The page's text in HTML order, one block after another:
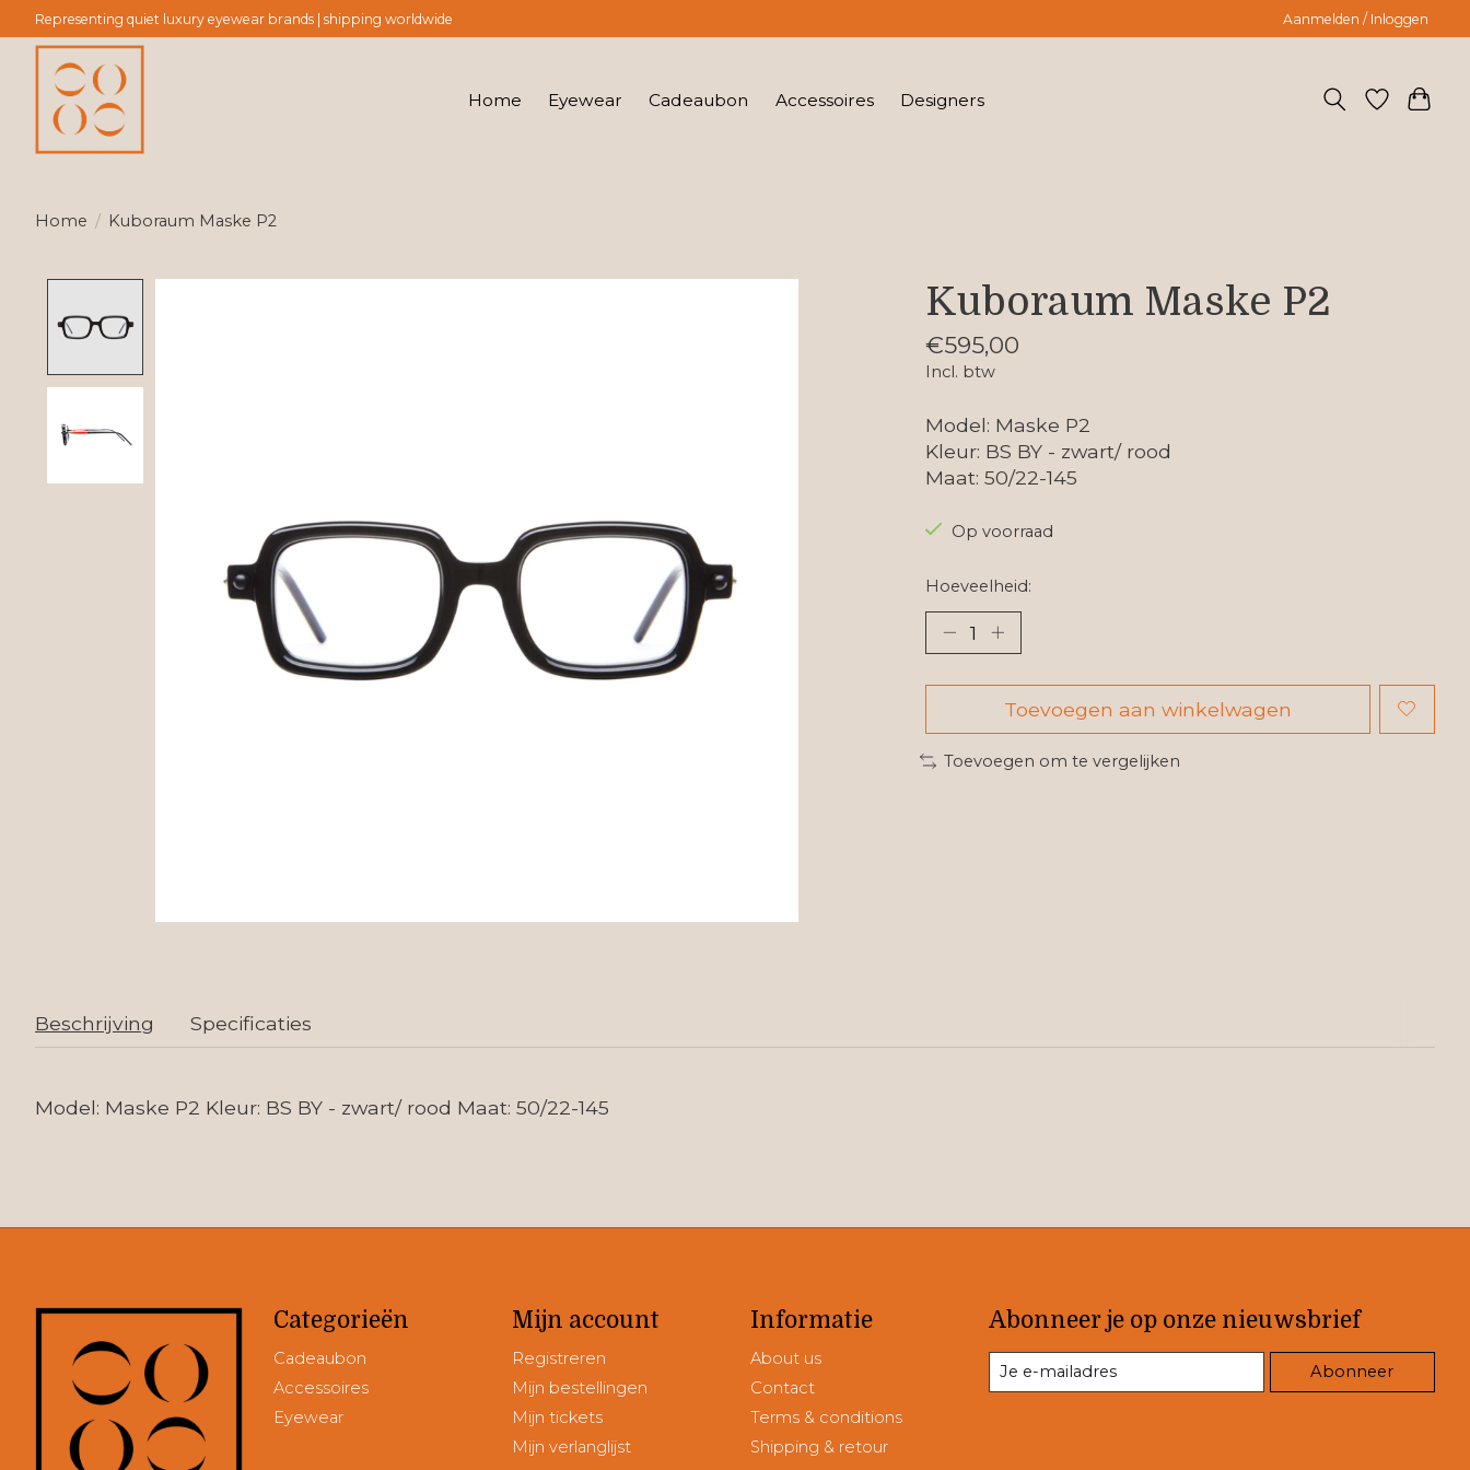
Representing quiet luxury eyewear brands | shipping worldwide Aanmelden / Inloggen
Home Eyewear Cadeaubon Accessoires Designers
Home / Kuboraum Maske P2
Kuboraum Maske P2
€595,00
Incl. btw
Model: Maske P2
Kleur: BS BY - zwart/ rood
Maat: 50/22-145
Op voorraad
Hoeveelheid:
Toevoegen aan winkelwagen
Toevoegen om te vergelijken
Beschrijving Specificaties
Model: Maske P2 Kleur: BS BY - zwart/ rood Maat: 50/22-145
Categorieën
Cadeaubon
Accessoires
Eyewear
Mijn account
Registreren
Mijn bestellingen
Mijn tickets
Mijn verlanglijst
Informatie
About us
Contact
Terms & conditions
Shipping & retour
Abonneer je op onze nieuwsbrief
Abonneer